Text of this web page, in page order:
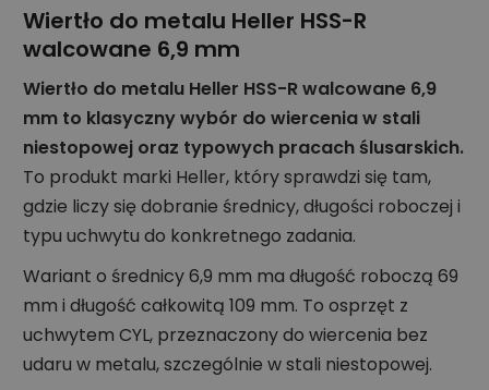
Wiertło do metalu Heller HSS-R
walcowane 6,9 mm
Wiertło do metalu Heller HSS-R walcowane 6,9
mm to klasyczny wybór do wiercenia w stali
niestopowej oraz typowych pracach ślusarskich.
To produkt marki Heller, który sprawdzi się tam,
gdzie liczy się dobranie średnicy, długości roboczej i
typu uchwytu do konkretnego zadania.
Wariant o średnicy 6,9 mm ma długość roboczą 69
mm i długość całkowitą 109 mm. To osprzęt z
uchwytem CYL, przeznaczony do wiercenia bez
udaru w metalu, szczególnie w stali niestopowej.